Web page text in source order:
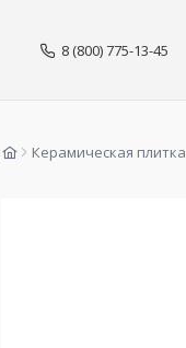
8 (800) 775-13-45
Керамическая плитка